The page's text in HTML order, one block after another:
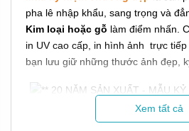
pha lê nhập khẩu, sang trọng và
Kim loại hoặc gỗ làm điểm nhấn.
in UV cao cấp, in hình ảnh trực
bạn lưu giữ những thước ảnh đẹp,
Xem tất cả